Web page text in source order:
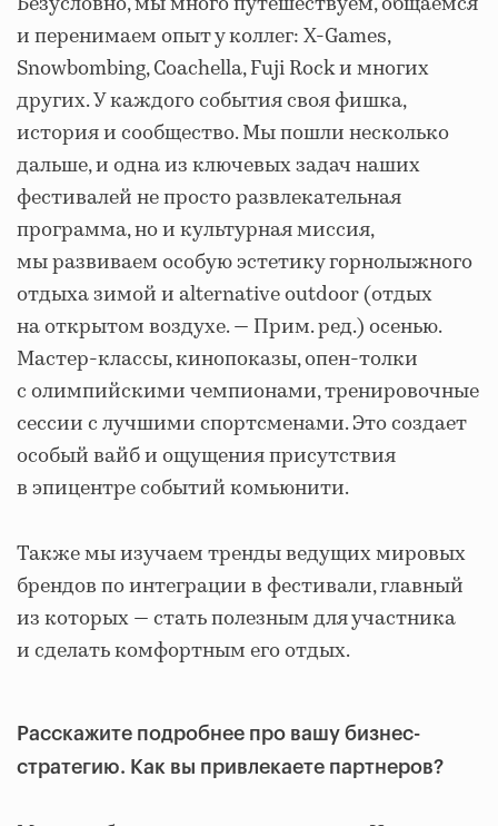
и перенимаем опыт у коллег: X-Games,
Snowbombing, Coachella, Fuji Rock и многих
других. У каждого события своя фишка,
история и сообщество. Мы пошли несколько
дальше, и одна из ключевых задач наших
фестивалей не просто развлекательная
программа, но и культурная миссия,
мы развиваем особую эстетику горнолыжного
отдыха зимой и alternative outdoor (отдых
на открытом воздухе. — Прим. ред.) осенью.
Мастер-классы, кинопоказы, опен-толки
с олимпийскими чемпионами, тренировочные
сессии с лучшими спортсменами. Это создает
особый вайб и ощущения присутствия
в эпицентре событий комьюнити.
Также мы изучаем тренды ведущих мировых
брендов по интеграции в фестивали, главный
из которых — стать полезным для участника
и сделать комфортным его отдых.
Расскажите подробнее про вашу бизнес-
стратегию. Как вы привлекаете партнеров?